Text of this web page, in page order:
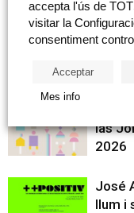
Vell»
Artículo relacionados
las
2026
José
llum i
accepta l'ús de
visitar la
consentiment
Acceptar
Mes info